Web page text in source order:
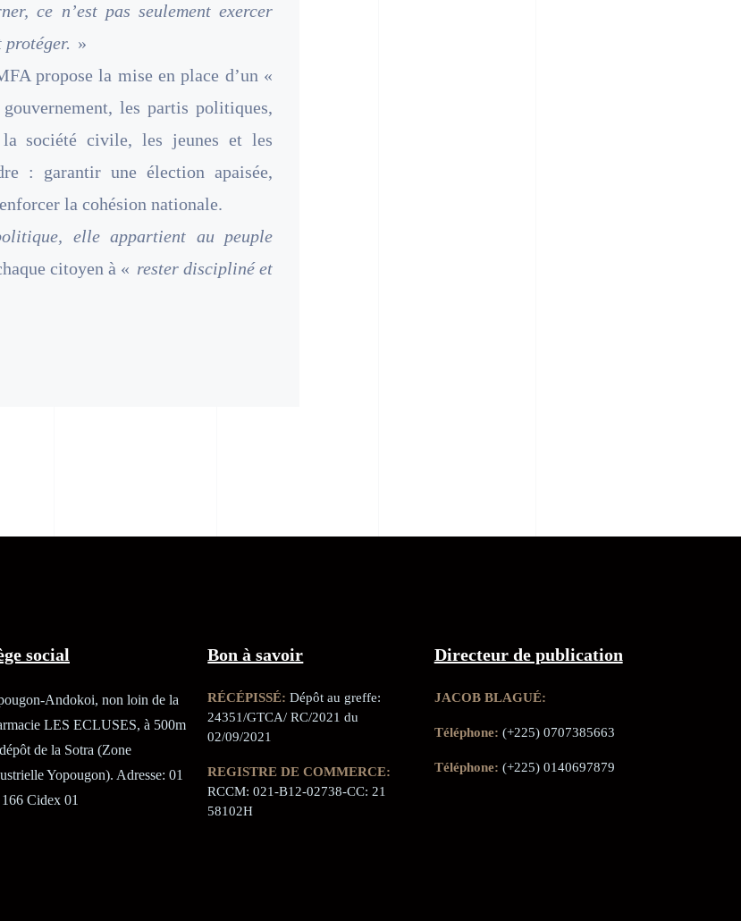
ce n’est pas seulement exercer
»
propose la mise en place d’un «
les partis politiques,
société civile, les jeunes et les
: garantir une élection apaisée,
la cohésion nationale.
elle appartient au peuple
citoyen à « rester discipliné et
social
Andokoi, non loin de la
LES ECLUSES, à 500m
de la Sotra (Zone
Yopougon). Adresse: 01
Cidex 01
Bon à savoir
RÉCÉPISSÉ: Dépôt au greffe:
24351/GTCA/ RC/2021 du
02/09/2021
REGISTRE DE COMMERCE:
RCCM: 021-B12-02738-CC: 21
58102H
Directeur de publication
JACOB BLAGUÉ:
Téléphone: (+225) 0707385663
Téléphone: (+225) 0140697879